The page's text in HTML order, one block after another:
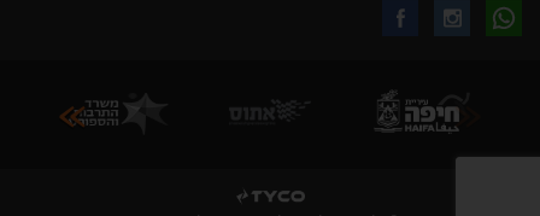
שלך
להרשמה
לקבלת
באינסטגרם
עקבו
בפייסבוק